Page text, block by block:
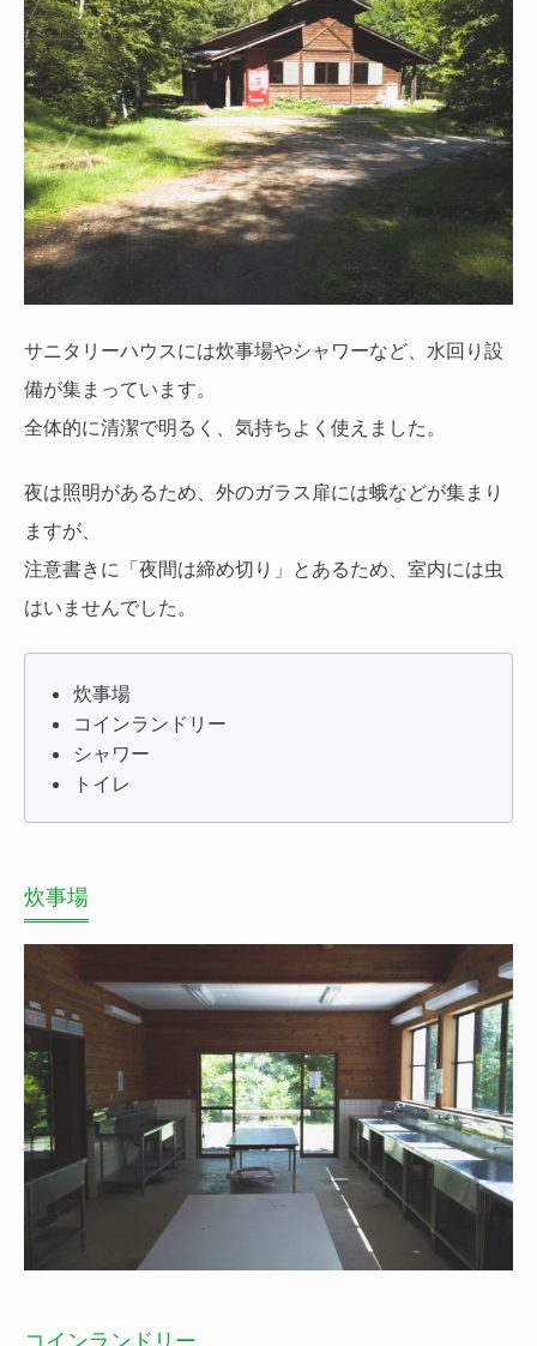
サニタリーハウスには炊事場やシャワーなど、水回り設
備が集まっています。
全体的に清潔で明るく、気持ちよく使えました。
夜は照明があるため、外のガラス扉には蛾などが集まり
ますが、
注意書きに「夜間は締め切り」とあるため、室内には虫
はいませんでした。
炊事場
コインランドリー
シャワー
トイレ
炊事場
コインランドリー